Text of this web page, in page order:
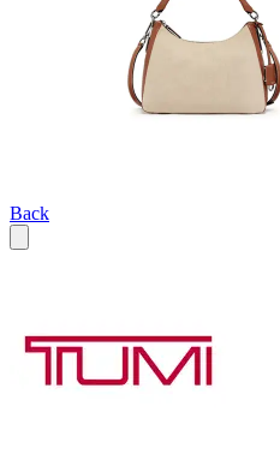
Back